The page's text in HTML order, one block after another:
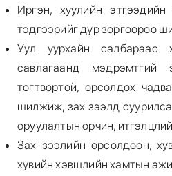
Иргэн, хуулийн
тэдгээрийг дур зоргоороо
Уул уурхайн салбараас
савлагаанд
тогтвортой, өрсөлдөх
шилжиж, зах зээлд
оруулалтын орчин,
Зах зээлийн өрсөлдөөн,
хувийн хэвшлийн хамтын